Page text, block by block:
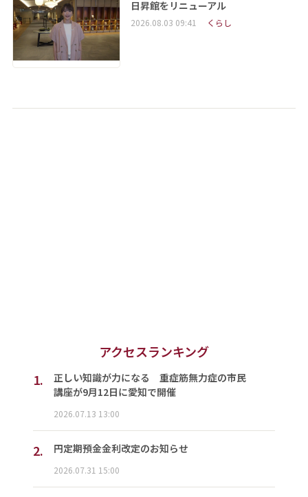
日昇館をリニューアル
2026.08.03 09:41 くらし
アクセスランキング
1.
正しい知識が力になる 重症筋無力症の市民
講座が9月12日に愛知で開催
2026.07.13 13:00
2. 円定期預金金利改定のお知らせ
2026.07.31 15:00